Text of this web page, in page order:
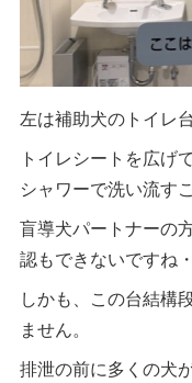
左は補助犬のトイレ台
トイレシートを広げ
シャワーで洗い流す
盲導犬パートナーの
認もできないですね
しかも、この台結構
ません。
排泄の前に多くの犬